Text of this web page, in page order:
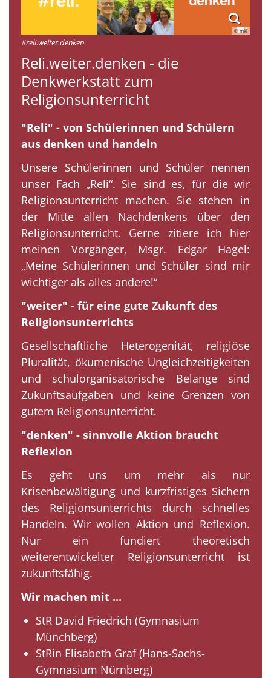
© mkl
#reli.weiter.denken
Reli.weiter.denken - die
Denkwerkstatt zum
Religionsunterricht
"Reli" - von Schülerinnen und Schülern
aus denken und handeln
Unsere Schülerinnen und Schüler nennen
unser Fach „Reli“. Sie sind es, für die wir
Religionsunterricht machen. Sie stehen in
der Mitte allen Nachdenkens über den
Religionsunterricht. Gerne zitiere ich hier
meinen Vorgänger, Msgr. Edgar Hagel:
„Meine Schülerinnen und Schüler sind mir
wichtiger als alles andere!“
"weiter" - für eine gute Zukunft des
Religionsunterrichts
Gesellschaftliche Heterogenität, religiöse
Pluralität, ökumenische Ungleichzeitigkeiten
und schulorganisatorische Belange sind
Zukunftsaufgaben und keine Grenzen von
gutem Religionsunterricht.
"denken" - sinnvolle Aktion braucht
Reflexion
Es geht uns um mehr als nur
Krisenbewältigung und kurzfristiges Sichern
des Religionsunterrichts durch schnelles
Handeln. Wir wollen Aktion und Reflexion.
Nur ein fundiert theoretisch
weiterentwickelter Religionsunterricht ist
zukunftsfähig.
Wir machen mit ...
StR David Friedrich (Gymnasium
Münchberg)
StRin Elisabeth Graf (Hans-Sachs-
Gymnasium Nürnberg)